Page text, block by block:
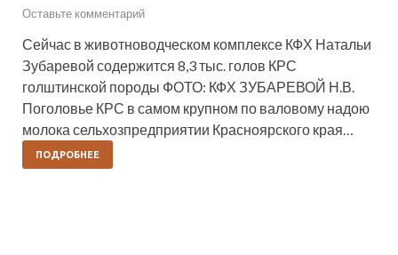
Оставьте комментарий
Сейчас в животноводческом комплексе КФХ Натальи
Зубаревой содержится 8,3 тыс. голов КРС
голштинской породы ФОТО: КФХ ЗУБАРЕВОЙ Н.В.
Поголовье КРС в самом крупном по валовому надою
молока сельхозпредприятии Красноярского края…
ПОДРОБНЕЕ